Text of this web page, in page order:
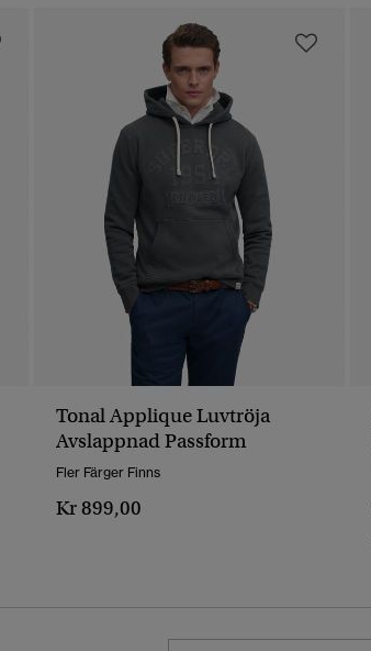
Tonal Applique Luvtröja
Avslappnad Passform
Fler Färger Finns
Kr 899,00